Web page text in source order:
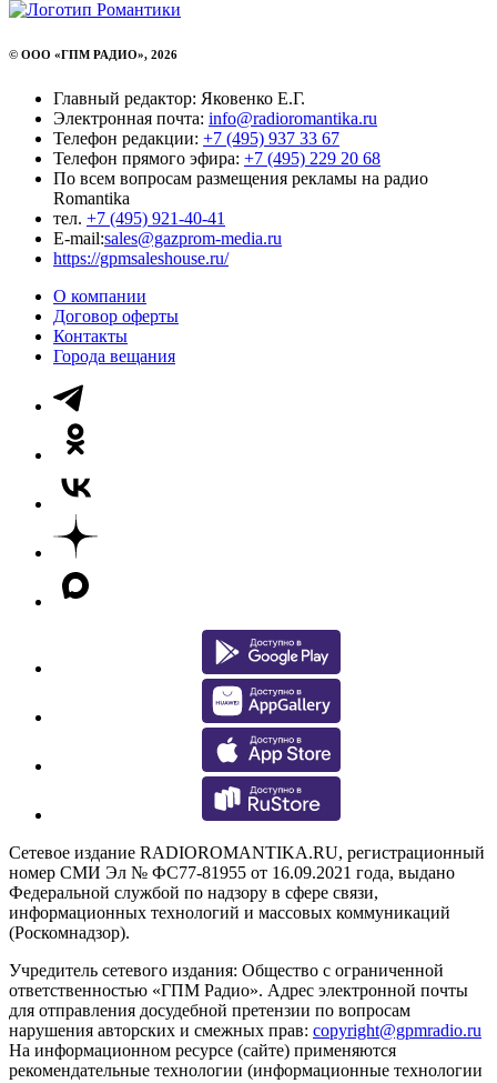
© ООО «ГПМ РАДИО», 2026
Главный редактор: Яковенко Е.Г.
Электронная почта: info@radioromantika.ru
Телефон редакции: +7 (495) 937 33 67
Телефон прямого эфира: +7 (495) 229 20 68
По всем вопросам размещения рекламы на радио
Romantika
тел. +7 (495) 921-40-41
E-mail:sales@gazprom-media.ru
https://gpmsaleshouse.ru/
О компании
Договор оферты
Контакты
Города вещания
Сетевое издание RADIOROMANTIKA.RU, регистрационный
номер СМИ Эл № ФС77-81955 от 16.09.2021 года, выдано
Федеральной службой по надзору в сфере связи,
информационных технологий и массовых коммуникаций
(Роскомнадзор).
Учредитель сетевого издания: Общество с ограниченной
ответственностью «ГПМ Радио». Адрес электронной почты
для отправления досудебной претензии по вопросам
нарушения авторских и смежных прав: copyright@gpmradio.ru
На информационном ресурсе (сайте) применяются
рекомендательные технологии (информационные технологии